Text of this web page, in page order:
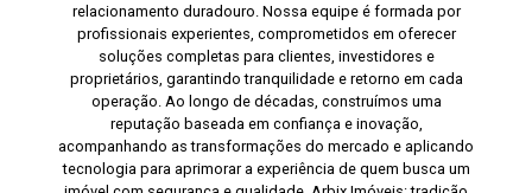
relacionamento duradouro. Nossa equipe é formada por
profissionais experientes, comprometidos em oferecer
soluções completas para clientes, investidores e
proprietários, garantindo tranquilidade e retorno em cada
operação. Ao longo de décadas, construímos uma
reputação baseada em confiança e inovação,
acompanhando as transformações do mercado e aplicando
tecnologia para aprimorar a experiência de quem busca um